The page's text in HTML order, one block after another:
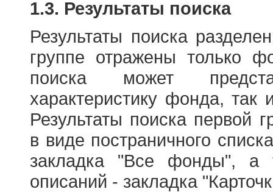
1.3. Результаты поиска
Результаты поиска
группе отражены только
поиска может
характеристику фонда,
Результаты поиска первой
в виде постраничного
закладка "Все фонды", а
описаний - закладка